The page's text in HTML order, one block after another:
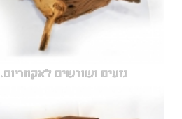
גזעים ושורשים לאקווריום.